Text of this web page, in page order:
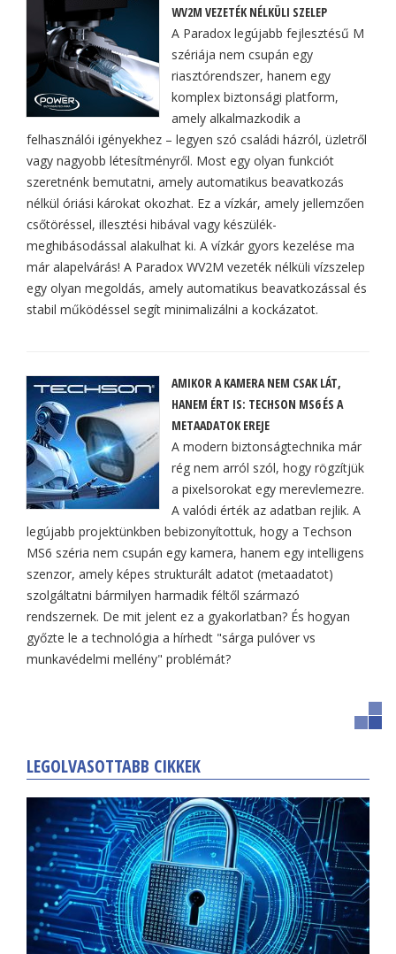
WV2M VEZETÉK NÉLKÜLI SZELEP
A Paradox legújabb fejlesztésű M
szériája nem csupán egy
riasztórendszer, hanem egy
komplex biztonsági platform,
amely alkalmazkodik a
felhasználói igényekhez – legyen szó családi házról, üzletről
vagy nagyobb létesítményről. Most egy olyan funkciót
szeretnénk bemutatni, amely automatikus beavatkozás
nélkül óriási károkat okozhat. Ez a vízkár, amely jellemzően
csőtöréssel, illesztési hibával vagy készülék-
meghibásodással alakulhat ki. A vízkár gyors kezelése ma
már alapelvárás! A Paradox WV2M vezeték nélküli vízszelep
egy olyan megoldás, amely automatikus beavatkozással és
stabil működéssel segít minimalizálni a kockázatot.
AMIKOR A KAMERA NEM CSAK LÁT,
HANEM ÉRT IS: TECHSON MS6 ÉS A
METAADATOK EREJE
A modern biztonságtechnika már
rég nem arról szól, hogy rögzítjük
a pixelsorokat egy merevlemezre.
A valódi érték az adatban rejlik. A
legújabb projektünkben bebizonyítottuk, hogy a Techson
MS6 széria nem csupán egy kamera, hanem egy intelligens
szenzor, amely képes strukturált adatot (metaadatot)
szolgáltatni bármilyen harmadik féltől származó
rendszernek. De mit jelent ez a gyakorlatban? És hogyan
győzte le a technológia a hírhedt "sárga pulóver vs
munkavédelmi mellény" problémát?
LEGOLVASOTTABB CIKKEK